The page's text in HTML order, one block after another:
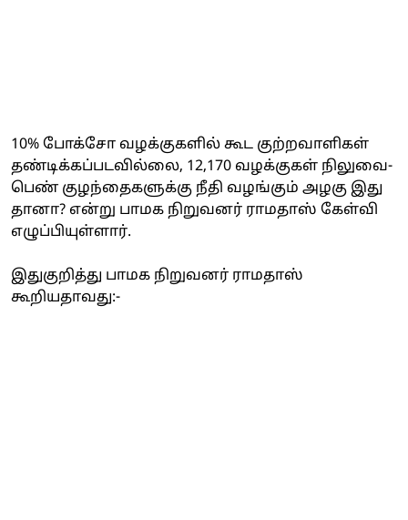
10% போக்சோ வழக்குகளில் கூட குற்றவாளிகள்
தண்டிக்கப்படவில்லை, 12,170 வழக்குகள் நிலுவை-
பெண் குழந்தைகளுக்கு நீதி வழங்கும் அழகு இது
தானா? என்று பாமக நிறுவனர் ராமதாஸ் கேள்வி
எழுப்பியுள்ளார்.
இதுகுறித்து பாமக நிறுவனர் ராமதாஸ்
கூறியதாவது:-